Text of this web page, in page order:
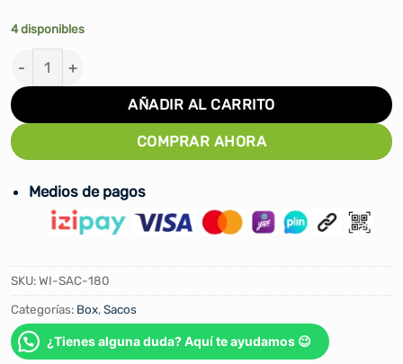
4 disponibles
SACO DE BOXEO CON BASE COMBAT IMPORTADO
AÑADIR AL CARRITO
COMPRAR AHORA
Medios de pagos
SKU:WI-SAC-180
Categorías: Box,Sacos
¿Tienes alguna duda? Aquí te ayudamos 😉